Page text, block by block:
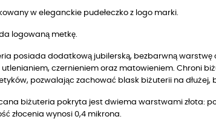
w eleganckie pudełeczko z logo marki.
logowaną metkę.
posiada dodatkową jubilerską, bezbarwną warstwę
utlenianiem, czernieniem oraz matowieniem. Chroni
pozwalając zachować blask biżuterii na dłużej,
biżuteria pokryta jest dwiema warstwami złota:
złocenia wynosi 0,4 mikrona.